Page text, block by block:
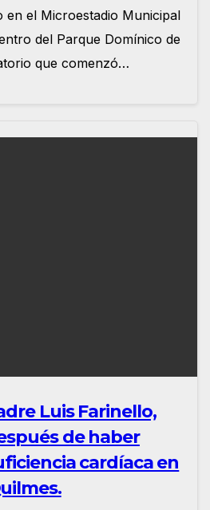
en el Microestadio Municipal
del Parque Domínico de
que comenzó…
Luis Farinello,
de haber
cardíaca en